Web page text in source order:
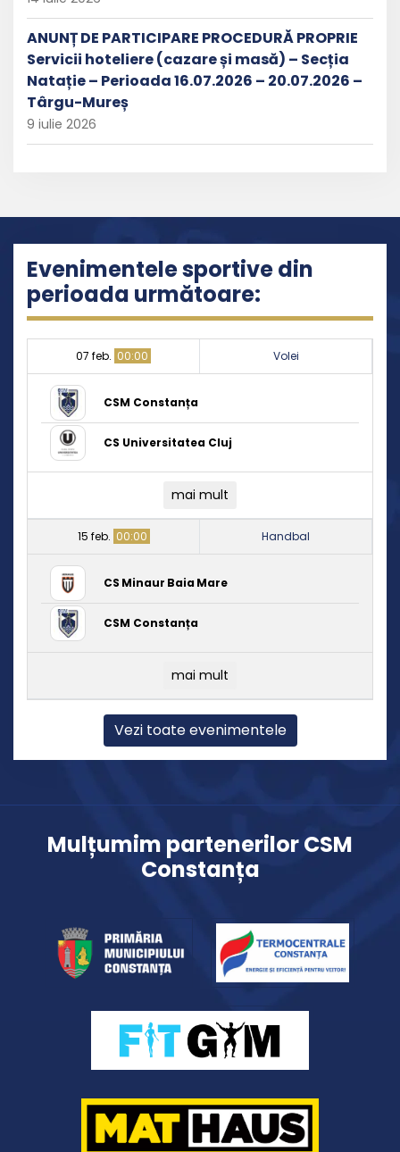
ANUNȚ DE PARTICIPARE PROCEDURĂ PROPRIE
Servicii hoteliere (cazare și masă) – Secția
Natație – Perioada 16.07.2026 – 20.07.2026 –
Târgu-Mureș
9 iulie 2026
Evenimentele sportive din
perioada următoare:
07 feb. 00:00 Volei
CSM Constanța
CS Universitatea Cluj
mai mult
15 feb. 00:00 Handbal
CS Minaur Baia Mare
CSM Constanța
mai mult
Vezi toate evenimentele
Mulțumim partenerilor CSM
Constanța